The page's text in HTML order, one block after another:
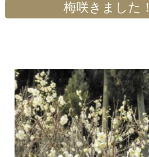
梅咲きました！